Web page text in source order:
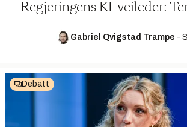
Regjeringens KI-veileder:
Gabriel Qvigstad Trampe -
Debatt